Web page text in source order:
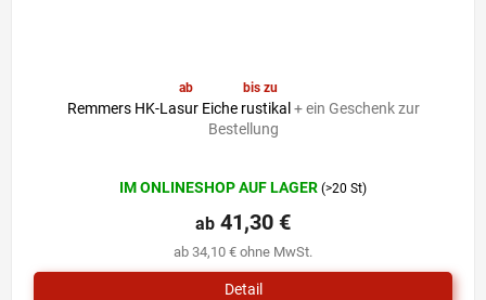
ab bis zu
Remmers HK-Lasur Eiche rustikal + ein Geschenk zur
Bestellung
durchschnittliche
Produktbewertung
ist
5,0
von
5
IM ONLINESHOP AUF LAGER (>20 St)
ab 34,10 € ohne MwSt.
ab 41,30 €
Detail